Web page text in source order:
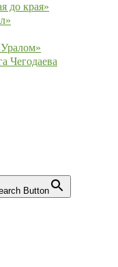
до края»
Чегодаева
Button